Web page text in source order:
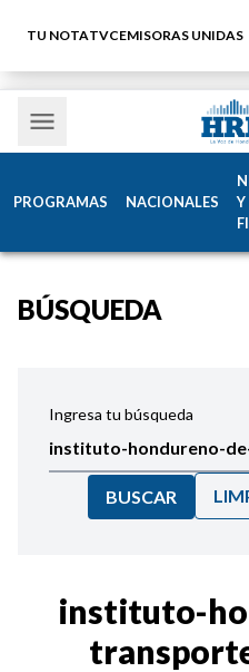
TU NOTATVCEMISORAS UNIDAS
PROGRAMAS NACIONALES
Y
BÚSQUEDA
Ingresa tu búsqueda
BUSCAR
Noticias
instituto-